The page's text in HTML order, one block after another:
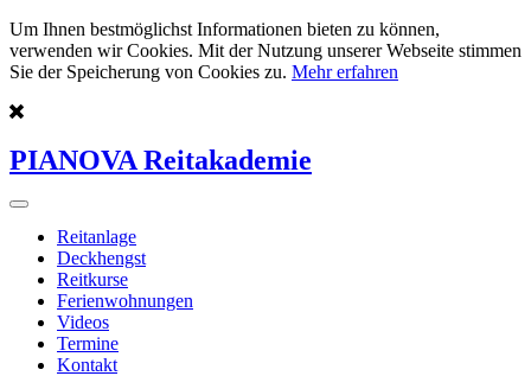
Um Ihnen bestmöglichst Informationen bieten zu können,
verwenden wir Cookies. Mit der Nutzung unserer Webseite stimmen
Sie der Speicherung von Cookies zu. Mehr erfahren
PIANOVA Reitakademie
Reitanlage
Deckhengst
Reitkurse
Ferienwohnungen
Videos
Termine
Kontakt